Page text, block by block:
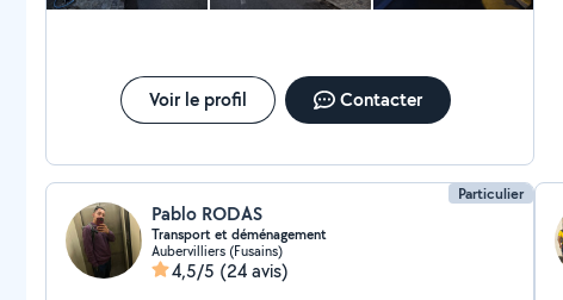
Voir le profil Contacter
Particulier
Pablo RODAS
Transport et déménagement
Aubervilliers (Fusains)
4,5/5 (24 avis)